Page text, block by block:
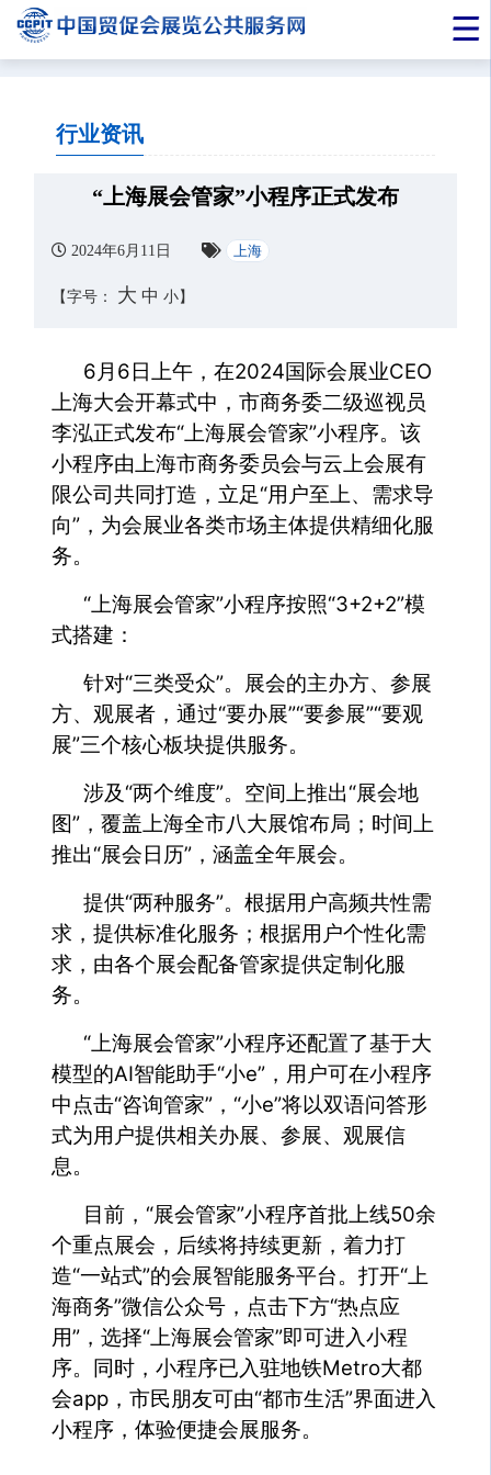
行业资讯
“上海展会管家”小程序正式发布
2024年6月11日 上海
【字号： 大 中 小】
6月6日上午，在2024国际会展业CEO
上海大会开幕式中，市商务委二级巡视员
李泓正式发布“上海展会管家”小程序。该
小程序由上海市商务委员会与云上会展有
限公司共同打造，立足“用户至上、需求导
向”，为会展业各类市场主体提供精细化服
务。
“上海展会管家”小程序按照“3+2+2”模
式搭建：
针对“三类受众”。展会的主办方、参展
方、观展者，通过“要办展”“要参展”“要观
展”三个核心板块提供服务。
涉及“两个维度”。空间上推出“展会地
图”，覆盖上海全市八大展馆布局；时间上
推出“展会日历”，涵盖全年展会。
提供“两种服务”。根据用户高频共性需
求，提供标准化服务；根据用户个性化需
求，由各个展会配备管家提供定制化服
务。
“上海展会管家”小程序还配置了基于大
模型的AI智能助手“小e”，用户可在小程序
中点击“咨询管家”，“小e”将以双语问答形
式为用户提供相关办展、参展、观展信
息。
目前，“展会管家”小程序首批上线50余
个重点展会，后续将持续更新，着力打
造“一站式”的会展智能服务平台。打开“上
海商务”微信公众号，点击下方“热点应
用”，选择“上海展会管家”即可进入小程
序。同时，小程序已入驻地铁Metro大都
会app，市民朋友可由“都市生活”界面进入
小程序，体验便捷会展服务。